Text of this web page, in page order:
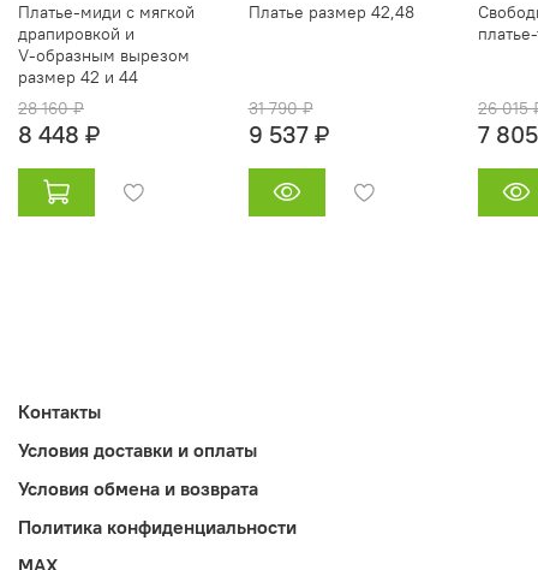
Платье‑миди с мягкой
драпировкой и
V‑образным вырезом
размер 42 и 44
28 160 ₽
8 448 ₽
Платье размер 42,48
31 790 ₽
9 537 ₽
26 015
7
Контакты
Условия доставки и оплаты
Условия обмена и возврата
Политика конфиденциальности
MAX